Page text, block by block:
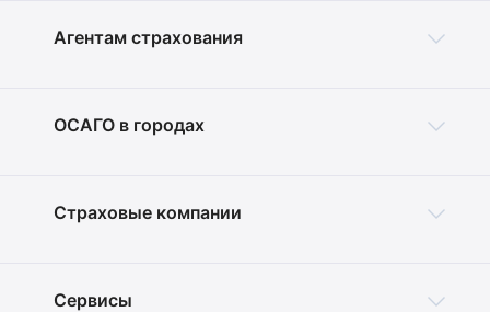
Агентам страхования
ОСАГО в городах
Страховые компании
Сервисы